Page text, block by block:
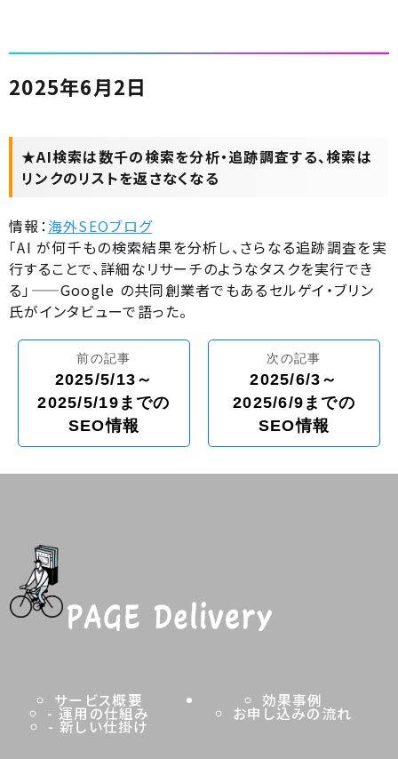
2025年6月2日
★AI検索は数千の検索を分析・追跡調査する、検索は
リンクのリストを返さなくなる
情報：海外SEOブログ
「AI が何千もの検索結果を分析し、さらなる追跡調査を実
行することで、詳細なリサーチのようなタスクを実行でき
る」——Google の共同創業者でもあるセルゲイ・ブリン
氏がインタビューで語った。
稿
ー
シ
前の記事
2025/5/13～
2025/5/19までの
SEO情報
次の記事
2025/6/3～
2025/6/9までの
SEO情報
サービス概要
- 運用の仕組み
- 新しい仕掛け
効果事例
お申し込みの流れ